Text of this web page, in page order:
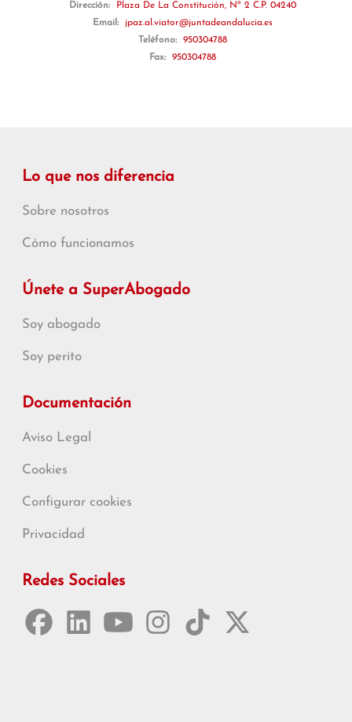
Dirección:
Plaza De La Constitución, Nº 2 C.P. 04240
Email:
jpaz.al.viator@juntadeandalucia.es
Teléfono:
950304788
Fax:
950304788
Lo que nos diferencia
Sobre nosotros
Cómo funcionamos
Únete a SuperAbogado
Soy abogado
Soy perito
Documentación
Aviso Legal
Cookies
Configurar cookies
Privacidad
Redes Sociales